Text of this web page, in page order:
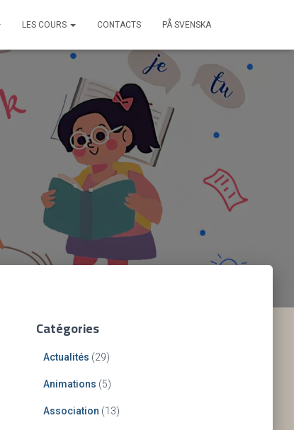
LES COURS CONTACTS PÅ SVENSKA
Catégories
Actualités (29)
Animations (5)
Association (13)